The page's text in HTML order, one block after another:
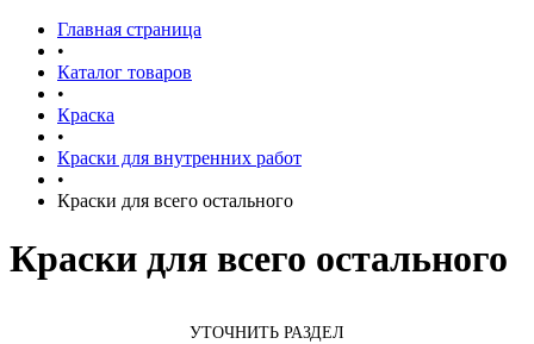
Главная страница
•
Каталог товаров
•
Краска
•
Краски для внутренних работ
•
Краски для всего остального
Краски для всего остального
УТОЧНИТЬ РАЗДЕЛ